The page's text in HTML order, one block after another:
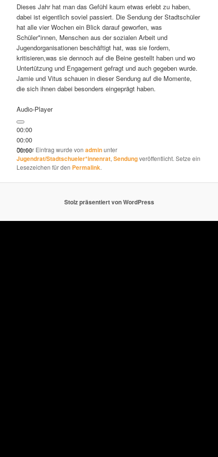
Dieses Jahr hat man das Gefühl kaum etwas erlebt zu haben,
dabei ist eigentlich soviel passiert. Die Sendung der Stadtschüler
hat alle vier Wochen ein Blick darauf geworfen, was
Schüler*innen, Menschen aus der sozialen Arbeit und
Jugendorganisationen beschäftigt hat, was sie fordern,
kritisieren,was sie dennoch auf die Beine gestellt haben und wo
Untertützung und Engagement gefragt und auch gegeben wurde.
Jamie und Vitus schauen in dieser Sendung auf die Momente,
die sich ihnen dabei besonders eingeprägt haben.
Audio-Player
00:00
00:00
00:00
Dieser Eintrag wurde vonadminunter
Jugendrat/Stadtschueler*innenrat,Sendungveröffentlicht. Setze ein
Lesezeichen für den Permalink.
Stolz präsentiert von WordPress